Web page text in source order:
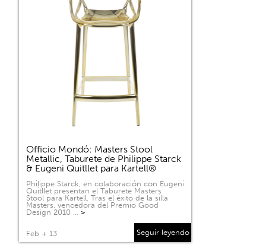
Officio Mondó: Masters Stool
Metallic, Taburete de Philippe Starck
& Eugeni Quitllet para Kartell®
Philippe Starck, en colaboración con Eugeni
Quitllet presentan el Taburete Masters
Stool para Kartell. Tras el éxito de la silla
Masters, vencedora del Premio Good
Design 2010 … >
Feb + 13 Seguir leyendo